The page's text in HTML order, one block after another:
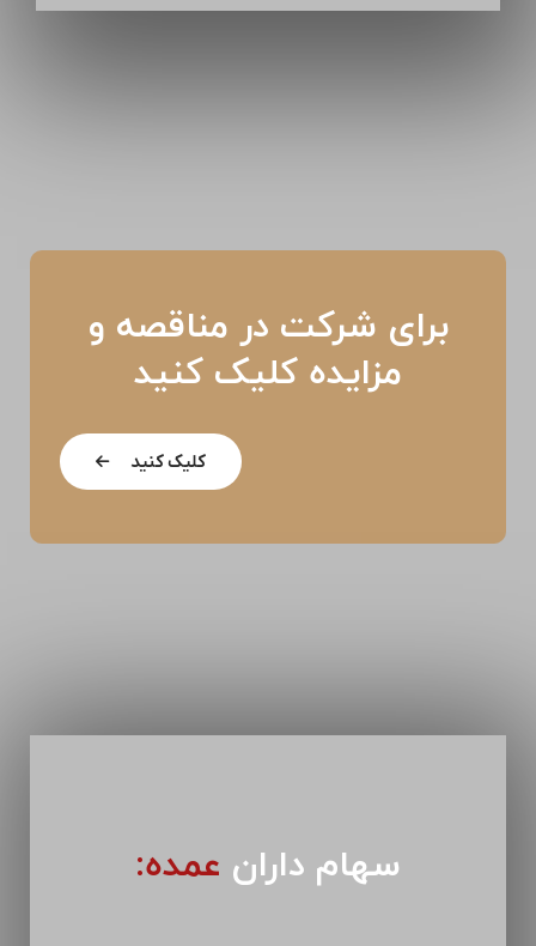
برای شرکت در مناقصه و
مزایده کلیک کنید
کلیک کنید
سهام داران عمده: